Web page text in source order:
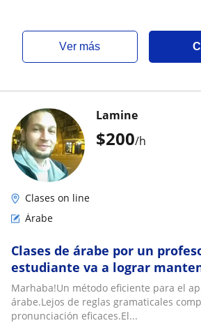
ver más
$200/h
Lamine
Clases on line
Árabe
Clases de árabe por un
estudiante va a lograr
conversacion despues de solo
estudio
Marhaba!Un método eficiente para el
árabe.Lejos de reglas gramaticales
pronunciación eficaces.El...